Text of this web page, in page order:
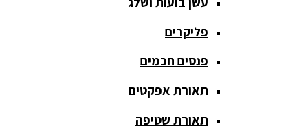
מסך הקרנה
roll up
מסך הקרנה
חצובה
פליקרים
פנסים חכמים
תאורת אפקטים
תאורת שטיפה